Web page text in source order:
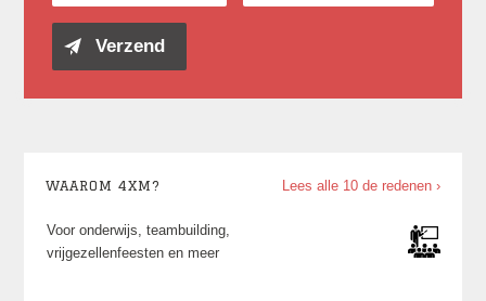
Lees alle 10 de redenen ›
WAAROM 4XM?
Voor onderwijs, teambuilding,
vrijgezellenfeesten en meer